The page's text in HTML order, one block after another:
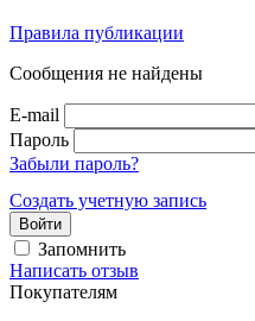
Правила публикации
Сообщения не найдены
E-mail
Пароль
Забыли пароль?
Создать учетную запись
Войти
Запомнить
Написать отзыв
Покупателям